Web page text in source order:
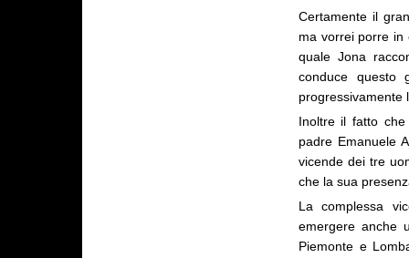
Certamente il
ma vorrei porre in
quale Jona
conduce questo
progressivamente
Inoltre il fatto
padre Emanuele
vicende dei tre
che la sua
La complessa
emergere anche
Piemonte e